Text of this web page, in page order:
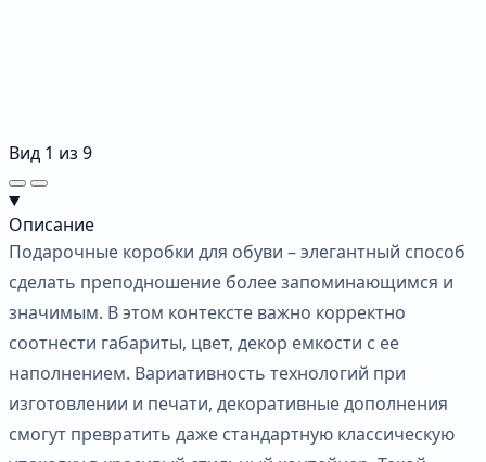
Вид 1 из 9
Описание
Подарочные коробки для обуви – элегантный способ
сделать преподношение более запоминающимся и
значимым. В этом контексте важно корректно
соотнести габариты, цвет, декор емкости с ее
наполнением. Вариативность технологий при
изготовлении и печати, декоративные дополнения
смогут превратить даже стандартную классическую